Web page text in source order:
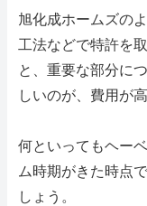
旭化成ホームズの
工法などで特許を
と、重要な部分に
しいのが、費用が
何といってもヘー
ム時期がきた時点
しょう。